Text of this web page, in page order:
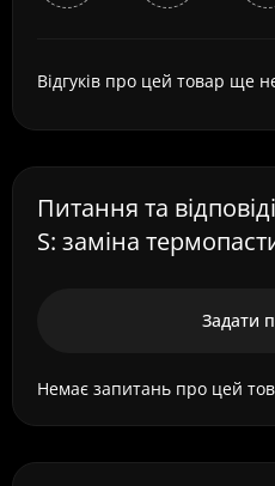
Відгуків про цей товар ще
Питання та
S: заміна
Задати
Немає запитань про цей